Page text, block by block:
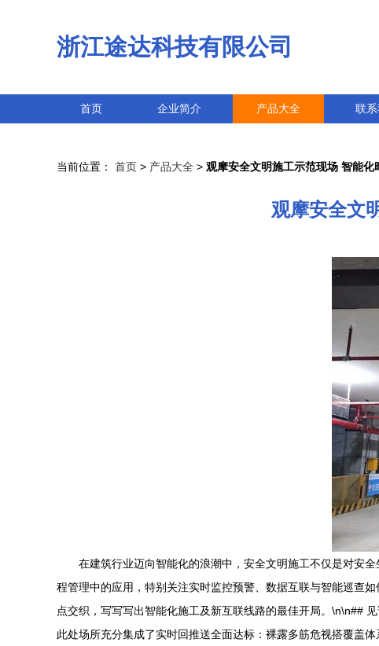
浙江途达科技有限公司
首页 企业简介 产品大全 联
当前位置： 首页 > 产品大全 > 观摩安全文明施工示范现场 智能
观摩安全文
在建筑行业迈向智能化的浪潮中，安全文明施工不仅是对安
程管理中的应用，特别关注实时监控预警、数据互联与智能巡查
点交织，写写写出智能化施工及新互联线路的最佳开局。\n\n##
此处场所充分集成了实时回推送全面达标：裸露多筋危视搭覆盖